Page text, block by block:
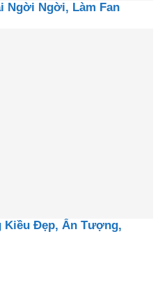
Ngời Ngời, Làm Fan
Kiều Đẹp, Ấn Tượng,